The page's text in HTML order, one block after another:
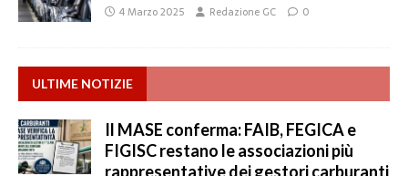
4 Marzo 2025 Redazione GC 0
ULTIME NOTIZIE
Il MASE conferma: FAIB, FEGICA e
FIGISC restano le associazioni più
rappresentative dei gestori carburanti